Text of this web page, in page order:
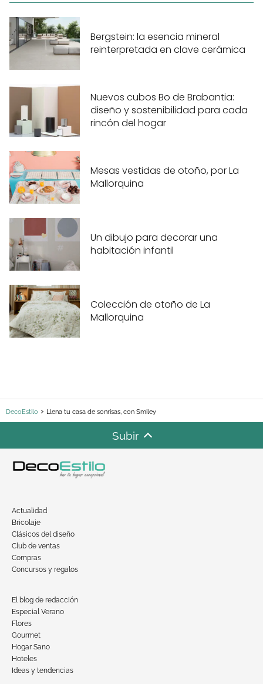
Bergstein: la esencia mineral
reinterpretada en clave cerámica
Nuevos cubos Bo de Brabantia:
diseño y sostenibilidad para cada
rincón del hogar
Mesas vestidas de otoño, por La
Mallorquina
Un dibujo para decorar una
habitación infantil
Colección de otoño de La
Mallorquina
DecoEstilo Llena tu casa de sonrisas, con Smiley
Subir
Actualidad
Bricolaje
Clásicos del diseño
Club de ventas
Compras
Concursos y regalos
El blog de redacción
Especial Verano
Flores
Gourmet
Hogar Sano
Hoteles
Ideas y tendencias